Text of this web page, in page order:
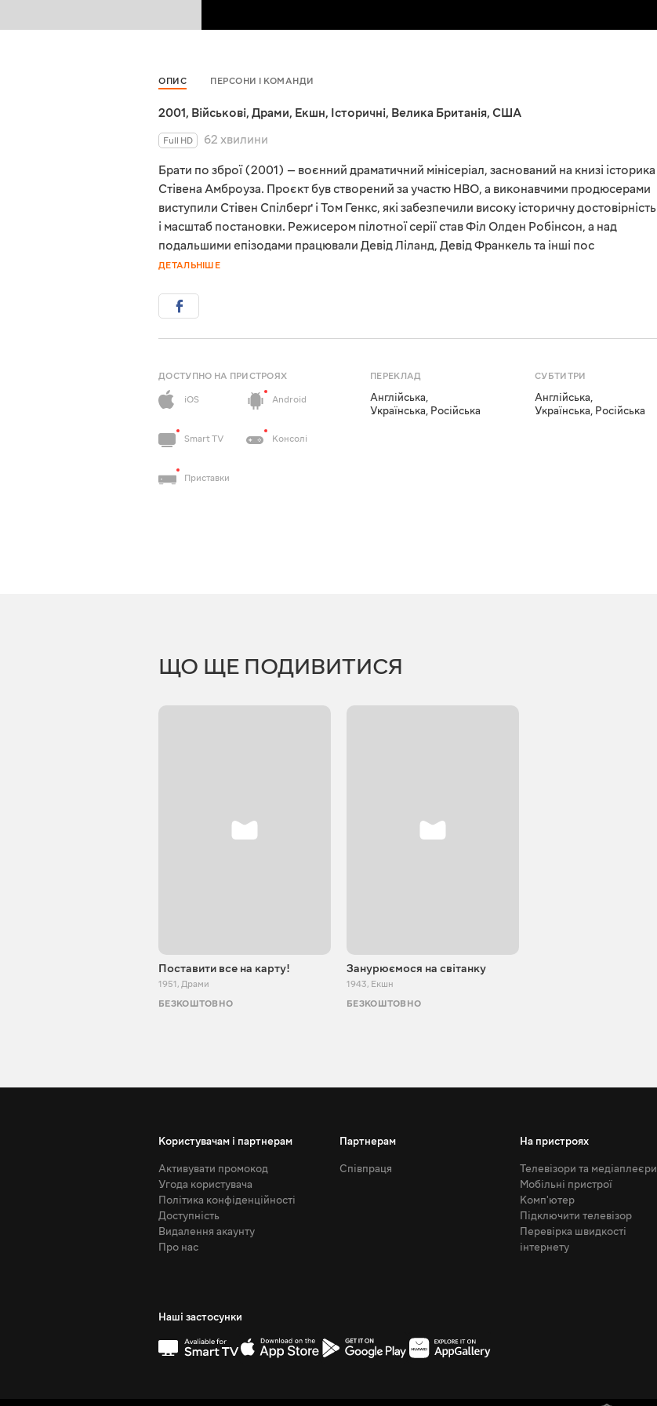
ОПИС ПЕРСОНИ І КОМАНДИ
2001, Військові, Драми, Екшн, Історичні, Велика Британія, США
Full HD
62 хвилини
Брати по зброї (2001) — воєнний драматичний мінісеріал, заснований на книзі історика
Стівена Амброуза. Проєкт був створений за участю HBO, а виконавчими продюсерами
виступили Стівен Спілберґ і Том Генкс, які забезпечили високу історичну достовірність
і масштаб постановки. Режисером пілотної серії став Філ Олден Робінсон, а над
подальшими епізодами працювали Девід Ліланд, Девід Франкель та інші пос
ДЕТАЛЬНІШЕ
ДОСТУПНО НА ПРИСТРОЯХ
iOS
Android
Smart TV Консолі
Приставки
ПЕРЕКЛАД
Англійська,
Українська, Російська
СУБТИТРИ
Англійська,
Українська, Російська
ЩО ЩЕ ПОДИВИТИСЯ
Поставити все на карту!
1951, Драми
БЕЗКОШТОВНО
Занурюємося на світанку
1943, Екшн
БЕЗКОШТОВНО
Користувачам і партнерам
Активувати промокод
Угода користувача
Політика конфіденційності
Доступність
Видалення акаунту
Про нас
Партнерам
Співпраця
На пристроях
Телевізори та медіаплеєри
Мобільні пристрої
Комп'ютер
Підключити телевізор
Перевірка швидкості
інтернету
Наші застосунки